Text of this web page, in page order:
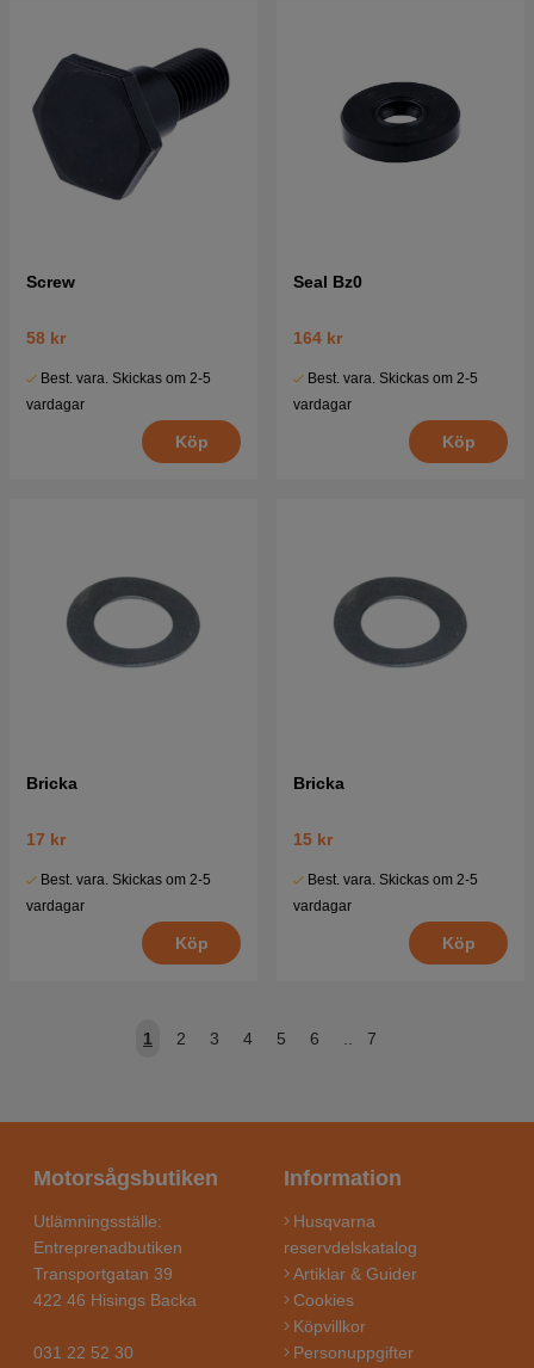
Screw
58 kr
Best. vara. Skickas om 2-5
vardagar
Köp
Seal Bz0
164 kr
Best. vara. Skickas om 2-5
vardagar
Köp
Bricka
17 kr
Best. vara. Skickas om 2-5
vardagar
Köp
Bricka
15 kr
Best. vara. Skickas om 2-5
vardagar
Köp
1 2 3 4 5 6 .. 7
Motorsågsbutiken
Utlämningsställe:
Entreprenadbutiken
Transportgatan 39
422 46 Hisings Backa
031 22 52 30
Information
Husqvarna
reservdelskatalog
Artiklar & Guider
Cookies
Köpvillkor
Personuppgifter